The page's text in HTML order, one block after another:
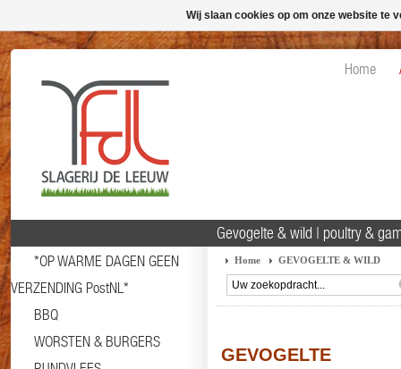
Home
*OP WARME DAGEN GEEN
VERZENDING PostNL*
BBQ
WORSTEN & BURGERS
Gevogelte & wild | poultry &
Home GEVOGELTE & WILD
GEVOGELTE
Wij slaan cookies op om onze website te